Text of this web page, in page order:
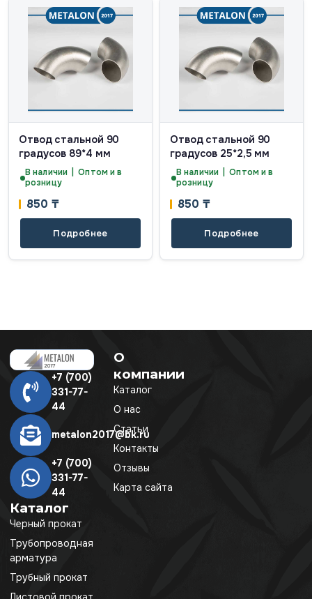
Отвод стальной 90
градусов 89*4 мм
В наличии | Оптом и в
розницу
850 ₸
Подробнее
Отвод стальной 90
градусов 25*2,5 мм
В наличии | Оптом и в
розницу
850 ₸
Подробнее
+7 (700)
331-77-
44
metalon2017@bk.ru
+7 (700)
331-77-
44
Каталог
Черный прокат
Трубопроводная
арматура
Трубный прокат
О
компании
Каталог
О нас
Статьи
Контакты
Отзывы
Карта сайта